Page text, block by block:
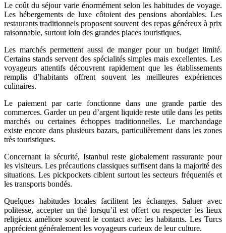
Le coût du séjour varie énormément selon les habitudes de voyage.
Les hébergements de luxe côtoient des pensions abordables. Les
restaurants traditionnels proposent souvent des repas généreux à prix
raisonnable, surtout loin des grandes places touristiques.
Les marchés permettent aussi de manger pour un budget limité.
Certains stands servent des spécialités simples mais excellentes. Les
voyageurs attentifs découvrent rapidement que les établissements
remplis d’habitants offrent souvent les meilleures expériences
culinaires.
Le paiement par carte fonctionne dans une grande partie des
commerces. Garder un peu d’argent liquide reste utile dans les petits
marchés ou certaines échoppes traditionnelles. Le marchandage
existe encore dans plusieurs bazars, particulièrement dans les zones
très touristiques.
Concernant la sécurité, Istanbul reste globalement rassurante pour
les visiteurs. Les précautions classiques suffisent dans la majorité des
situations. Les pickpockets ciblent surtout les secteurs fréquentés et
les transports bondés.
Quelques habitudes locales facilitent les échanges. Saluer avec
politesse, accepter un thé lorsqu’il est offert ou respecter les lieux
religieux améliore souvent le contact avec les habitants. Les Turcs
apprécient généralement les voyageurs curieux de leur culture.